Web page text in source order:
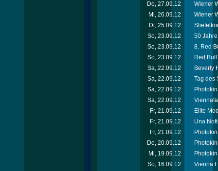
Do, 27.09.12
Wiener
Mi, 26.09.12
Wiener
Di, 25.09.12
So, 23.09.12
50
So, 23.09.12
8. Red
So, 23.09.12
Red
Sa, 22.09.12
Beverly
Sa, 22.09.12
Tag des
Sa, 22.09.12
Sa, 22.09.12
Fr, 21.09.12
Elite
Fr, 21.09.12
Una
Fr, 21.09.12
Do, 20.09.12
Mi, 19.09.12
So, 16.09.12
Vienna